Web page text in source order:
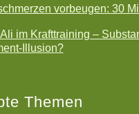
vorbeugen: 30
im Krafttraining –
Illusion?
Themen